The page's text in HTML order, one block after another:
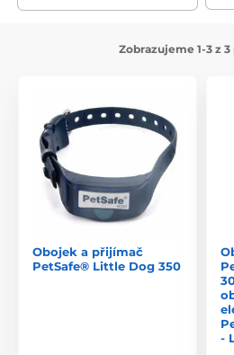
Zobrazujeme 1-3 z
Obojek a přijímač
PetSafe® Little Dog 350
-